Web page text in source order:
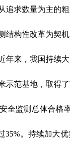
求数量为主的粗
结构性改革为契
年来，我国持续
示范基地，取得
全监测总体合格
35%。持续加大